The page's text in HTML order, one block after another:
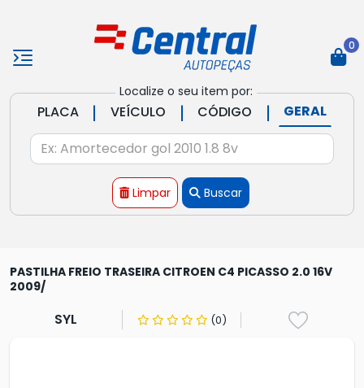
Localize o seu item por:
PLACA | VEÍCULO | CÓDIGO | GERAL
Limpar Buscar
0
PASTILHA FREIO TRASEIRA CITROEN C4 PICASSO 2.0 16V
2009/
SYL (0)